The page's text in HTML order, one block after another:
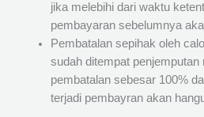
jika melebihi dari waktu
pembayaran sebelumnya
Pembatalan sepihak oleh
sudah ditempat penjemputan
pembatalan sebesar 100%
terjadi pembayran akan